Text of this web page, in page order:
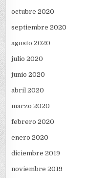
octubre 2020
septiembre 2020
agosto 2020
julio 2020
junio 2020
abril 2020
marzo 2020
febrero 2020
enero 2020
diciembre 2019
noviembre 2019